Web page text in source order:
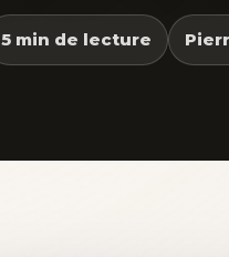
5 min de lecture